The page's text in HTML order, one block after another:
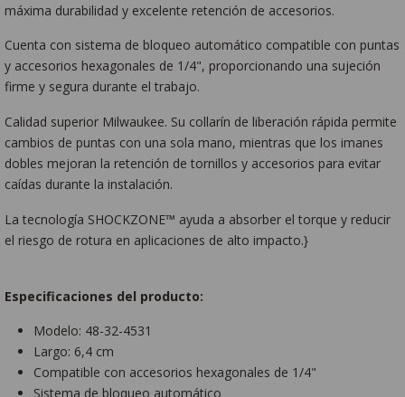
máxima durabilidad y excelente retención de accesorios.
Cuenta con sistema de bloqueo automático compatible con puntas
y accesorios hexagonales de 1/4", proporcionando una sujeción
firme y segura durante el trabajo.
Calidad superior Milwaukee. Su collarín de liberación rápida permite
cambios de puntas con una sola mano, mientras que los imanes
dobles mejoran la retención de tornillos y accesorios para evitar
caídas durante la instalación.
La tecnología SHOCKZONE™ ayuda a absorber el torque y reducir
el riesgo de rotura en aplicaciones de alto impacto.}
Especificaciones del producto:
Modelo: 48-32-4531
Largo: 6,4 cm
Compatible con accesorios hexagonales de 1/4"
Sistema de bloqueo automático